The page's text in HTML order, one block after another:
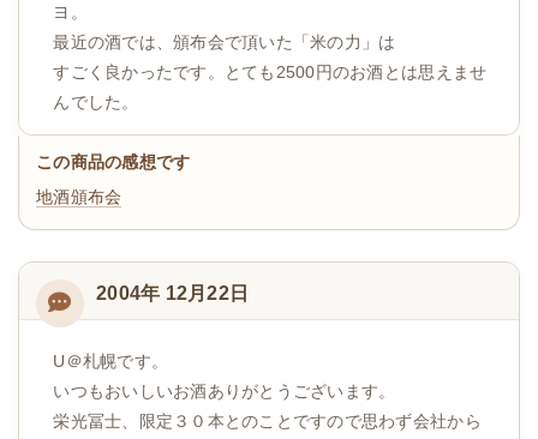
ヨ。
最近の酒では、頒布会で頂いた「米の力」は
すごく良かったです。とても2500円のお酒とは思えませ
んでした。
この商品の感想です
地酒頒布会
2004年 12月22日
U＠札幌です。
いつもおいしいお酒ありがとうございます。
栄光冨士、限定３０本とのことですので思わず会社から